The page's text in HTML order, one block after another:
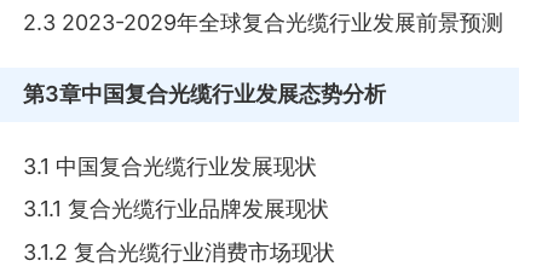
2.3 2023-2029年全球复合光缆行业发展前景预测
第3章中国复合光缆行业发展态势分析
3.1 中国复合光缆行业发展现状
3.1.1 复合光缆行业品牌发展现状
3.1.2 复合光缆行业消费市场现状